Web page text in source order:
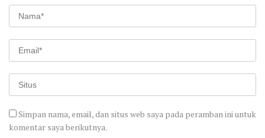
Simpan nama, email, dan situs web saya pada peramban ini untuk
komentar saya berikutnya.